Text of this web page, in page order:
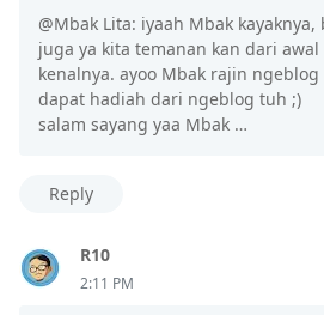
@Mbak Lita: iyaah Mbak
juga ya kita temanan kan dari
kenalnya. ayoo Mbak rajin
dapat hadiah dari ngeblog tuh ;)
salam sayang yaa Mbak …
Reply
R10
2:11 PM